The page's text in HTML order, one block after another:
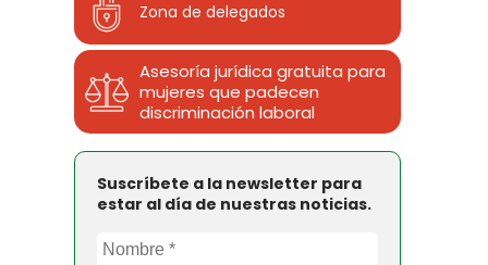
Zona de delegados
Asesoría jurídica gratuita para
mujeres que padecen
discriminación laboral
Suscríbete a la newsletter para
estar al día de nuestras noticias.